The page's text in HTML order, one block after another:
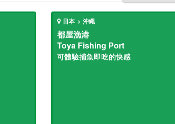
日本 > 沖繩
都屋漁港
Toya Fishing Port
可體驗捕魚即吃的快感